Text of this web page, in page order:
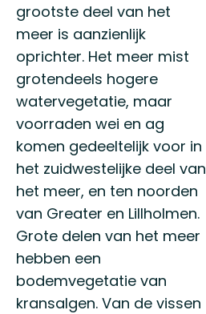
grootste deel van het
meer is aanzienlijk
oprichter. Het meer mist
grotendeels hogere
watervegetatie, maar
voorraden wei en ag
komen gedeeltelijk voor in
het zuidwestelijke deel van
het meer, en ten noorden
van Greater en Lillholmen.
Grote delen van het meer
hebben een
bodemvegetatie van
kransalgen. Van de vissen